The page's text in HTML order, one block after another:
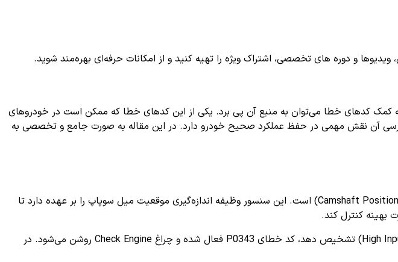
و دوره های تخصصی، اشتراک ویژه را تهیه کنید و از امکانات حرفه‌ای بهره‌مند شوید.
کدهای خطا می‌توان به منبع آن پی برد. یکی از این کدهای خطا که ممکن است در خودروهای
آن نقش مهمی در حفظ عملکرد صحیح خودرو دارد. در این مقاله به صورت جامع و تخصصی به
به معنای خطا در سیگنال سنسور موقعیت میل سوپاپ (Camshaft Position Sensor Circuit - High Input) است. این سنسور وظیفه اندازه‌گیری موقعیت میل سوپاپ را بر عهده دارد تا
بهینه کنترل کند.
وقتی ECU (واحد کنترل موتور) سیگنال دریافتی از این سنسور را غیرعادی یا با ولتاژ بالاتر از حد مجاز (High Input) تشخیص دهد، کد خطای P0343 فعال شده و چراغ Check Engine روشن می‌شود. در